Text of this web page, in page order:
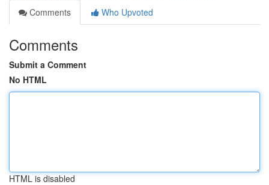
Comments
Who Upvoted
Comments
Submit a Comment
No HTML
HTML is disabled